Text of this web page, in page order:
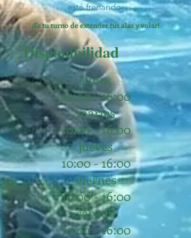
esté frenando.
¡Es tu turno de extender tus alas y volar!
Disponibilidad
lunes
10:00 - 16:00
martes
10:00 - 16:00
jueves
10:00 - 16:00
viernes
10:00 - 16:00
sábado
10:00 - 16:00